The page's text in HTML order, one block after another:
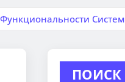
Систем
ПОИСК